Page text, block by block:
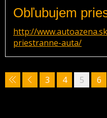
Obľubujem
http://
priestranne-auta/
3 4 5 6